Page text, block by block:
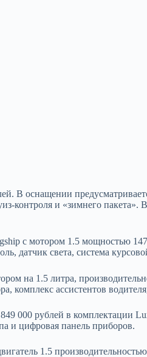
В оснащении
контроля и «зимнего пакета».
с мотором 1.5 мощностью
света, система
на 1.5 литра,
комплекс ассистентов
000 рублей в комплектации
и цифровая панель приборов.
1.5